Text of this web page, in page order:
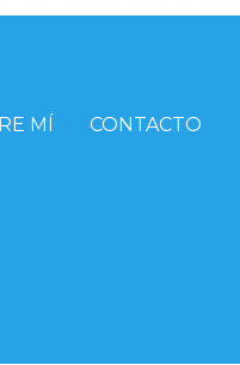
MÍ CONTACTO